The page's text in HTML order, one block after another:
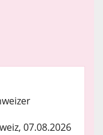
07.08.2026